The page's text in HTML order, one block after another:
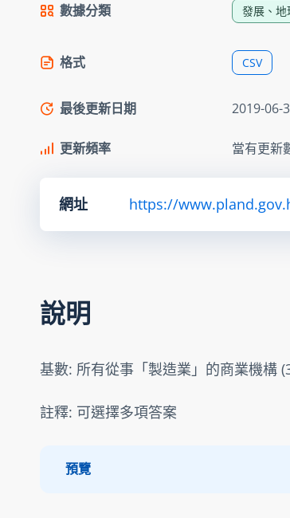
數據分類 發展、地
格式 CSV
最後更新日期 2019-06-
更新頻率 當有更新
網址 https://
說明
基數: 所有從事「製造業」的商業機構
註釋: 可選擇多項答案
預覽